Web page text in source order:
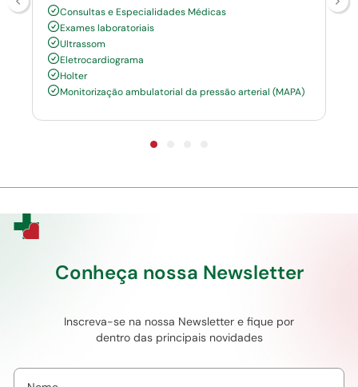
Consultas e Especialidades Médicas
Exames laboratoriais
Ultrassom
Eletrocardiograma
Holter
Monitorização ambulatorial da pressão arterial (MAPA)
Conheça nossa Newsletter
Inscreva-se na nossa Newsletter e fique por
dentro das principais novidades